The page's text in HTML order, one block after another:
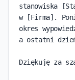
stanowiska
w [Firma].
okres
a ostatni
Dziękuję za